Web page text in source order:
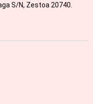
S/N, Zestoa 20740.